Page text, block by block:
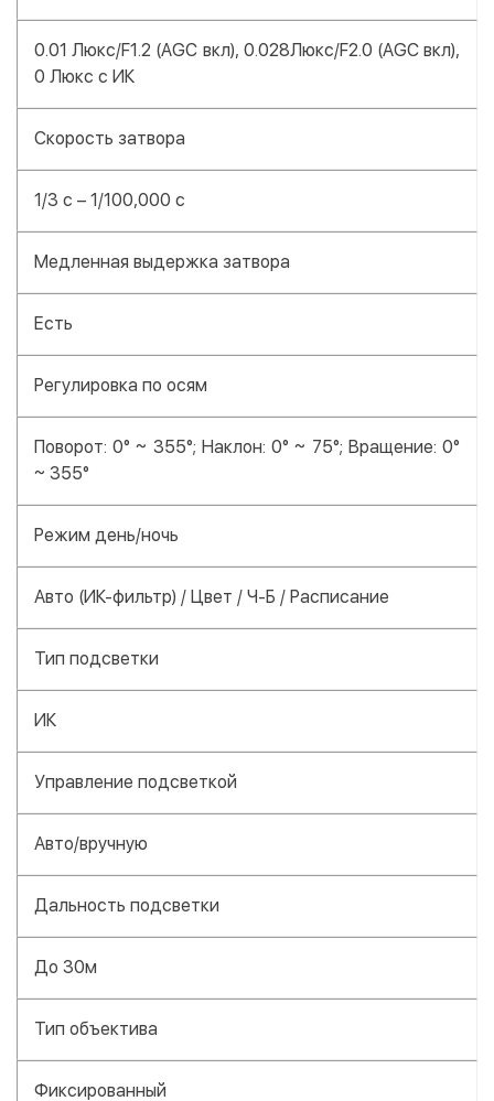
0.01 Люкс/F1.2 (AGC вкл), 0.028Люкс/F2.0 (AGC вкл),
0 Люкс с ИК
Скорость затвора
1/3 с – 1/100,000 с
Медленная выдержка затвора
Есть
Регулировка по осям
Поворот: 0° ~ 355°; Наклон: 0° ~ 75°; Вращение: 0°
~ 355°
Режим день/ночь
Авто (ИК-фильтр) / Цвет / Ч-Б / Расписание
Тип подсветки
ИК
Управление подсветкой
Авто/вручную
Дальность подсветки
До 30м
Тип объектива
Фиксированный